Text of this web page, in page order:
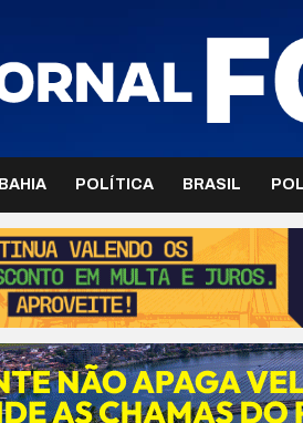
BAHIA POLÍTICA BRASIL